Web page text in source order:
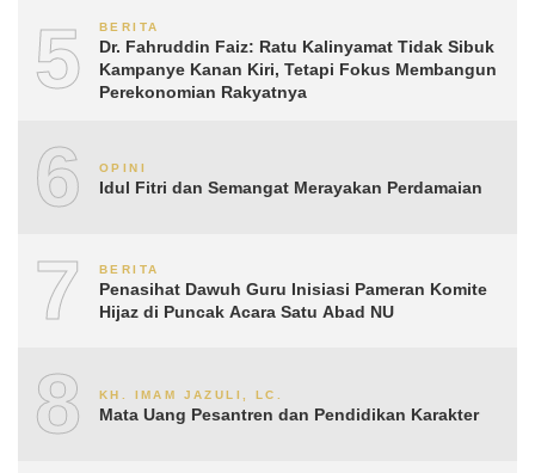
5 BERITA
Dr. Fahruddin Faiz: Ratu Kalinyamat Tidak Sibuk
Kampanye Kanan Kiri, Tetapi Fokus Membangun
Perekonomian Rakyatnya
6 OPINI
Idul Fitri dan Semangat Merayakan Perdamaian
7 BERITA
Penasihat Dawuh Guru Inisiasi Pameran Komite
Hijaz di Puncak Acara Satu Abad NU
8 KH. IMAM JAZULI, LC.
Mata Uang Pesantren dan Pendidikan Karakter